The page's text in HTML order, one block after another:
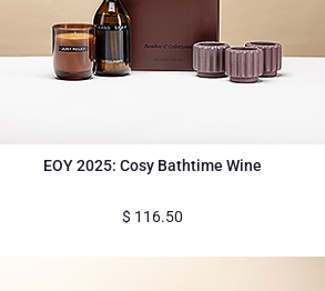
EOY 2025: Cosy Bathtime Wine
$ 116.50